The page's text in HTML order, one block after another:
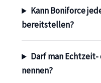
Kann Boniforce
bereitstellen?
Darf man
nennen?